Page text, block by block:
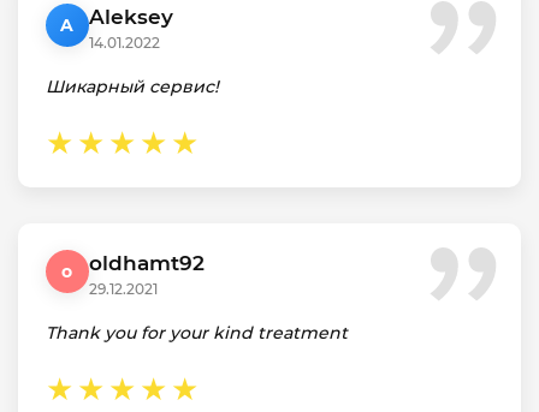
A Aleksey
14.01.2022
Шикарный сервис!
o oldhamt92
29.12.2021
Thank you for your kind treatment